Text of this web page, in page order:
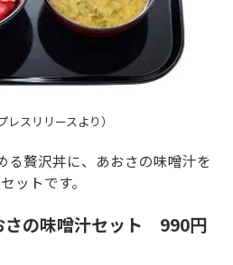
レスリリースより）
る贅沢丼に、あおさの味噌汁を
ットです。
さの味噌汁セット 990円